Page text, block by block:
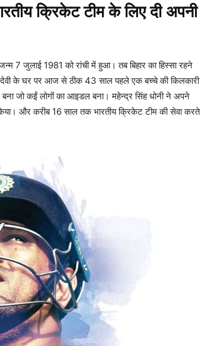
क्रिकेट टीम के लिए दी अपनी
7 जुलाई 1981 को रांची में हुआ। तब बिहार का हिस्सा रहने
देवी के घर पर आज से ठीक 43 साल पहले एक बच्चे की किलकारी
जो कईं लोगों का आइडल बना। महेन्द्र सिंह धोनी ने अपने
और करीब 16 साल तक भारतीय क्रिकेट टीम की सेवा करते